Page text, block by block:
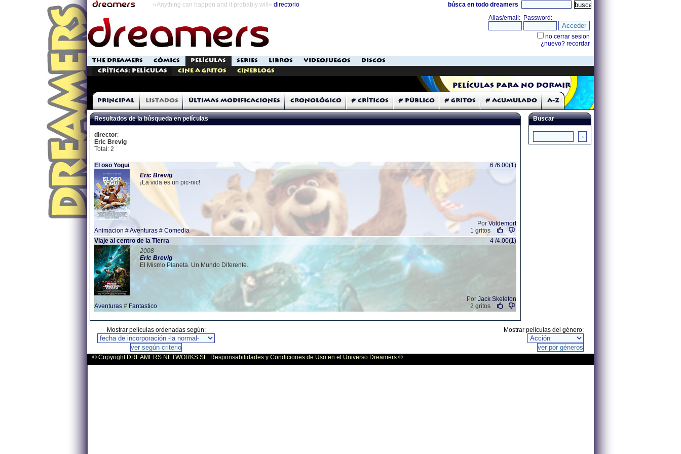
«Anything can happen and it probably will» directorio búsca en todo dreamers
THE DREAMERS CÓMICS PELÍCULAS SERIES LIBROS VIDEOJUEGOS
DISCOS
Críticas: Películas
Cine a Gritos Cineblogs
Películas para no dormir
Principal Listados Últimas modificaciones Cronológico # Críticos # Público # Gritos # Acumulado A-Z
Resultados de la búsqueda en películas
director:
Eric Brevig
Total: 2
El oso Yogui
6 /6.00(1)
Eric Brevig
¡La vida es un pic-nic!
Por Voldemort
Animacion #Aventuras # Comedia
1 gritos
Viaje al centro de la Tierra
4 /4.00(1)
2008
Eric Brevig
El Mismo Planeta. Un Mundo Diferente.
Por Jack Skeleton
Aventuras # Fantastico 2 gritos
Buscar
Mostrar películas ordenadas según: Mostrar películas del género:
© Copyright DREAMERS NETWORKS SL. Responsabilidades y Condiciones de Uso en el Universo Dreamers ®